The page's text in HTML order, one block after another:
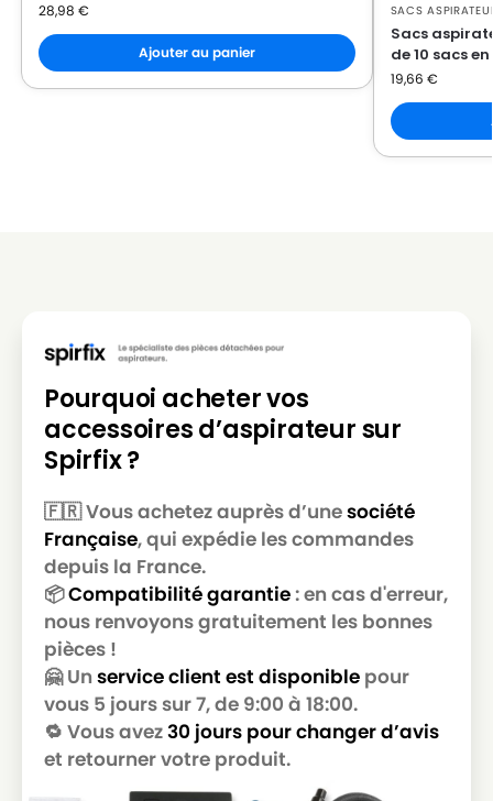
28,98 €
Ajouter au panier
SACS
Sacs
de 10 sacs
19,66 €
Pourquoi acheter vos
accessoires d’aspirateur sur
Spirfix ?
🇫🇷 Vous achetez auprès d’unesociété
Française, qui expédie les commandes
depuis la France.
📦Compatibilité garantie: en cas d'erreur,
nous renvoyons gratuitement les bonnes
pièces !
🤗 Un service client est disponible pour
vous 5 jours sur 7, de 9:00 à 18:00.
🔁 Vous avez30 jours pour changer d’avis
et retourner votre produit.